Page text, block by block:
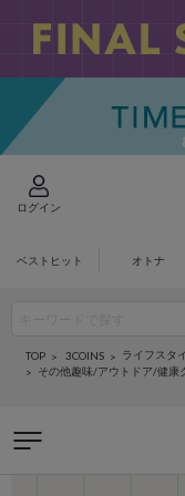
ログイン
ベストヒット オトナ
TOP 3COINS ライフスタ
その他趣味/アウトドア/健康